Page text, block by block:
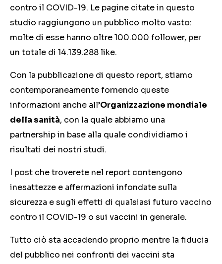
contro il COVID-19. Le pagine citate in questo
studio raggiungono un pubblico molto vasto:
molte di esse hanno oltre 100.000 follower, per
un totale di 14.139.288 like.
Con la pubblicazione di questo report, stiamo
contemporaneamente fornendo queste
informazioni anche all’Organizzazione mondiale
della sanità, con la quale abbiamo una
partnership in base alla quale condividiamo i
risultati dei nostri studi.
I post che troverete nel report contengono
inesattezze e affermazioni infondate sulla
sicurezza e sugli effetti di qualsiasi futuro vaccino
contro il COVID-19 o sui vaccini in generale.
Tutto ciò sta accadendo proprio mentre la fiducia
del pubblico nei confronti dei vaccini sta